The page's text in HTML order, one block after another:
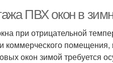
ПВХ окон в
при отрицательной
коммерческого
окон зимой требуется